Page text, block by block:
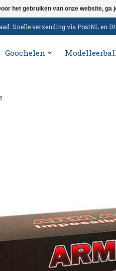
Snelle verzending via PostNL en
Goochelen
het gebruiken van onze website,